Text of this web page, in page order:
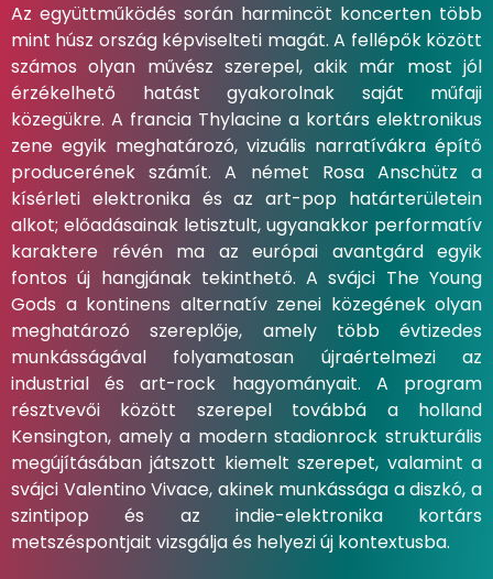
Az együttműködés során harmincöt koncerten több
mint húsz ország képviselteti magát. A fellépők között
számos olyan művész szerepel, akik már most jól
érzékelhető hatást gyakorolnak saját műfaji
közegükre. A francia Thylacine a kortárs elektronikus
zene egyik meghatározó, vizuális narratívákra építő
producerének számít. A német Rosa Anschütz a
kísérleti elektronika és az art-pop határterületein
alkot; előadásainak letisztult, ugyanakkor performatív
karaktere révén ma az európai avantgárd egyik
fontos új hangjának tekinthető. A svájci The Young
Gods a kontinens alternatív zenei közegének olyan
meghatározó szereplője, amely több évtizedes
munkásságával folyamatosan újraértelmezi az
industrial és art-rock hagyományait. A program
résztvevői között szerepel továbbá a holland
Kensington, amely a modern stadionrock strukturális
megújításában játszott kiemelt szerepet, valamint a
svájci Valentino Vivace, akinek munkássága a diszkó, a
szintipop és az indie-elektronika kortárs
metszéspontjait vizsgálja és helyezi új kontextusba.